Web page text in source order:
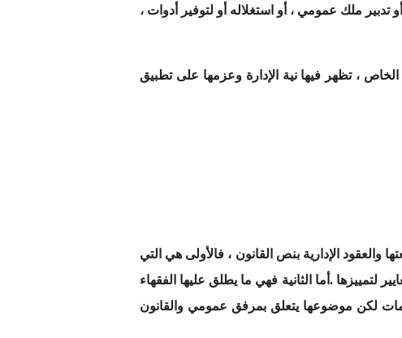
ملك عمومي ، أو استغلاله أو لتوفير أدوات ،
، تظهر فيها نية الإدارة وعزمها على تطبيق
والعقود الإدارية بنص القانون ، فالأولى هي التي
.أما الثانية فهي ما يطلق عليها الفقهاء
لكن موضوعها يتعلق بمرفق عمومي والقانون